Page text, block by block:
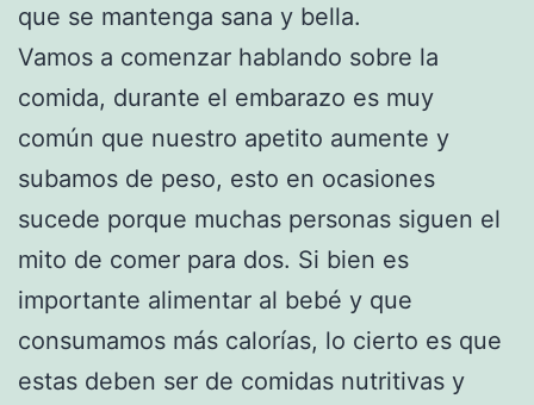
que se mantenga sana y bella.
Vamos a comenzar hablando sobre la
comida, durante el embarazo es muy
común que nuestro apetito aumente y
subamos de peso, esto en ocasiones
sucede porque muchas personas siguen el
mito de comer para dos. Si bien es
importante alimentar al bebé y que
consumamos más calorías, lo cierto es que
estas deben ser de comidas nutritivas y